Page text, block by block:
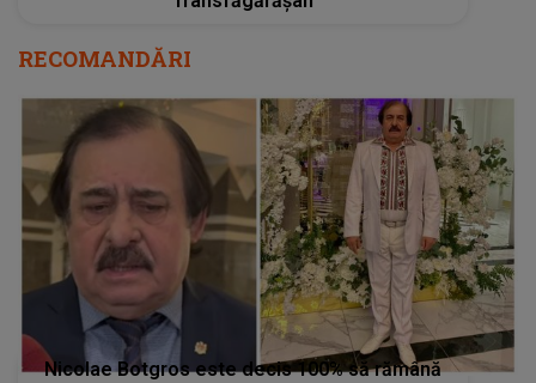
RECOMANDĂRI
Nicolae Botgros este decis 100% să rămână